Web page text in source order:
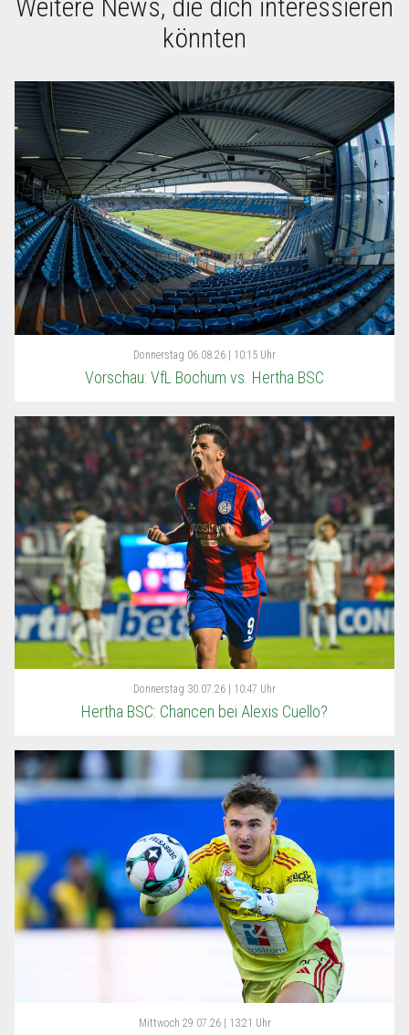
Weitere News, die dich interessieren
könnten
Donnerstag 06.08.26 | 10:15 Uhr
Vorschau: VfL Bochum vs. Hertha BSC
Donnerstag 30.07.26 | 10:47 Uhr
Hertha BSC: Chancen bei Alexis Cuello?
Mittwoch 29.07.26 | 13:21 Uhr